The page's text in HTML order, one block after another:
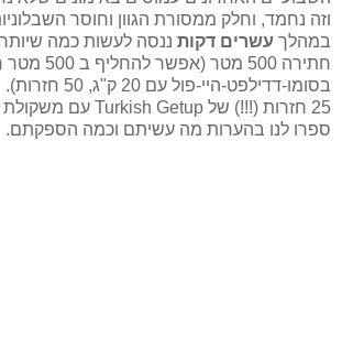
וזה נחמד, וחלק ממסורת הגוון וחוסר
במהלך עשרים דקות ננסה לעשות כמה
חתירה 500 מטר
בסומו-דדילפט-היי-פול עם 20 ק"ג, 50 חזרות).
25 חזרות (!!!) של Turkish Getup עם משקולת בת 27ק"ג.
ספרו לנו בהערות מה עשיתם וכמה הספקתם.